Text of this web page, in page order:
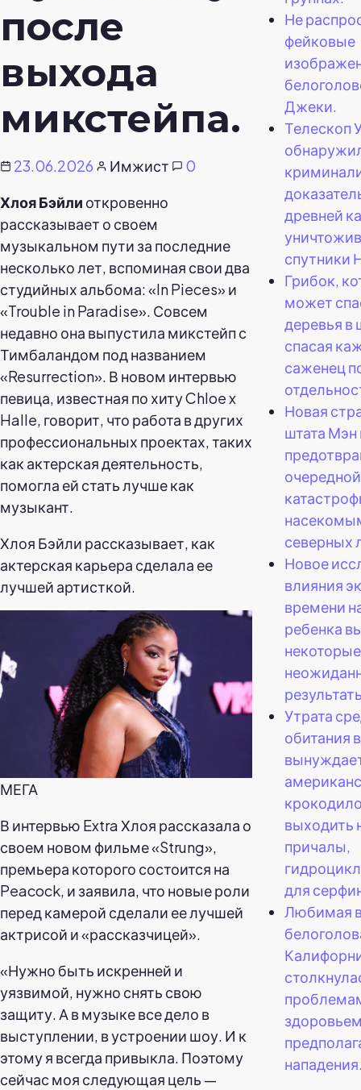
после
выхода
микстейпа.
23.06.2026 Имжист
0
Хлоя Бэйли откровенно
рассказывает о своем
музыкальном пути за последние
несколько лет, вспоминая свои два
студийных альбома: «In Pieces» и
«Trouble in Paradise». Совсем
недавно она выпустила микстейп с
Тимбаландом под названием
«Resurrection». В новом интервью
певица, известная по хиту Chloe x
Halle, говорит, что работа в других
профессиональных проектах, таких
как актерская деятельность,
помогла ей стать лучше как
музыкант.
Хлоя Бэйли рассказывает, как
актерская карьера сделала ее
лучшей артисткой.
МЕГА
В интервью Extra Хлоя рассказала о
своем новом фильме «Strung»,
премьера которого состоится на
Peacock, и заявила, что новые роли
перед камерой сделали ее лучшей
актрисой и «рассказчицей».
«Нужно быть искренней и
уязвимой, нужно снять свою
защиту. А в музыке все дело в
выступлении, в устроении шоу. И к
этому я всегда привыкла. Поэтому
сейчас моя следующая цель —
Не
фейковые
Джеки.
Телескоп
древней
спутники
Грибок,
может
деревья в
спасая
саженец
Новая
штата Мэн
очередной
северных
Новое
влияния
времени
ребенка
некоторые
Утрата
обитания
выходить
причалы,
для
Любимая